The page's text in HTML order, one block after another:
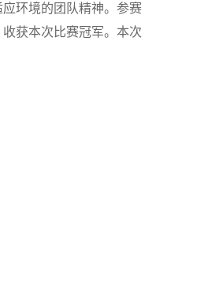
环境的团队精神。参赛
获本次比赛冠军。本次